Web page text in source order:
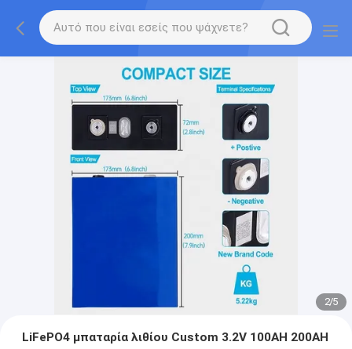
2/5
LiFePO4 μπαταρία λιθίου Custom 3.2V 100AH 200AH